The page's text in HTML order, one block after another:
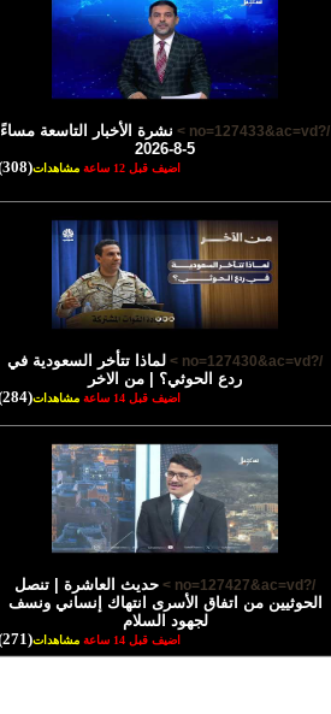
/?no=127433&ac=vd >
نشرة الأخبار التاسعة مساءً
5-8-2026
اضيف قبل 12 ساعة مشاهدات(308)
/?no=127430&ac=vd >
لماذا تتأخر السعودية في
ردع الحوثي؟ | من الاخر
اضيف قبل 14 ساعة مشاهدات(284)
/?no=127427&ac=vd >
حديث العاشرة | تنصل
الحوثيين من اتفاق الأسرى انتهاك إنساني ونسف
لجهود السلام
اضيف قبل 14 ساعة مشاهدات(271)